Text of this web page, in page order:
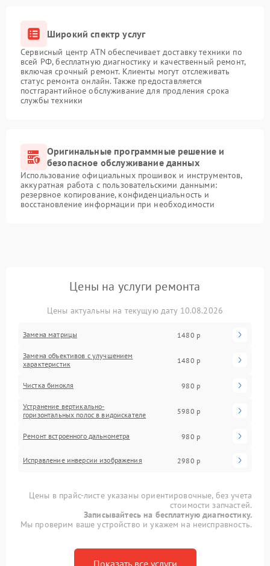
Широкий спектр услуг
Сервисный центр ATN обеспечивает доставку техники по
всей РФ, бесплатную диагностику и качественный ремонт,
включая срочный ремонт. Клиенты могут отслеживать
статус ремонта онлайн. Также предоставляется
постгарантийное обслуживание для продления срока
службы техники
Оригинальные программные решение и
безопасное обслуживание данных
Использование официальных прошивок и инструментов,
аккуратная работа с пользовательскими данными:
резервное копирование, конфиденциальность и
восстановление информации при необходимости
Цены на услуги ремонта
Цены актуальны на текущую дату 10.08.2026
Замена матрицы 1480 р
Замена объективов с улучшением
характеристик
1480 р
Чистка бинокля 980 р
Устранение вертикально-
горизонтальных полос в видоискателе
5980 р
Ремонт встроенного дальнометра 980 р
Исправление инверсии изображения 2980 р
Цены в прайс-листе указаны ориентировочные, без учета
стоимости запчастей.
Записывайтесь на бесплатную диагностику.
Мы проверим ваше устройство и укажем на неисправность.
Показать все услуги